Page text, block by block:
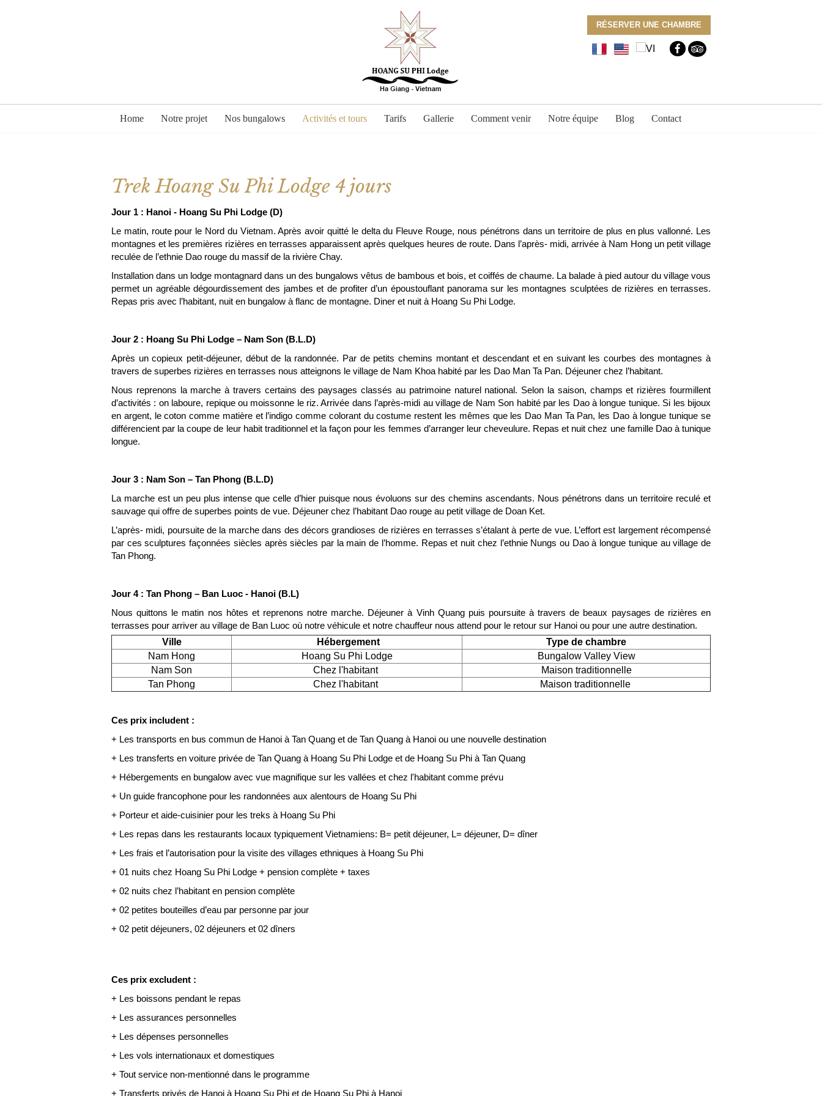
RÉSERVER UNE CHAMBRE
Home Notre projet Nos bungalows Activités et tours Tarifs Gallerie Comment venir Notre équipe Blog Contact
Trek Hoang Su Phi Lodge 4 jours
Jour 1 : Hanoi - Hoang Su Phi Lodge (D)
Le matin, route pour le Nord du Vietnam. Après avoir quitté le delta du Fleuve Rouge, nous pénétrons dans un territoire de plus en plus vallonné. Les
montagnes et les premières rizières en terrasses apparaissent après quelques heures de route. Dans l’après- midi, arrivée à Nam Hong un petit village
reculée de l’ethnie Dao rouge du massif de la rivière Chay.
Installation dans un lodge montagnard dans un des bungalows vêtus de bambous et bois, et coiffés de chaume. La balade à pied autour du village vous
permet un agréable dégourdissement des jambes et de profiter d’un époustouflant panorama sur les montagnes sculptées de rizières en terrasses.
Repas pris avec l’habitant, nuit en bungalow à flanc de montagne. Diner et nuit à Hoang Su Phi Lodge.
Jour 2 : Hoang Su Phi Lodge – Nam Son (B.L.D)
Après un copieux petit-déjeuner, début de la randonnée. Par de petits chemins montant et descendant et en suivant les courbes des montagnes à
travers de superbes rizières en terrasses nous atteignons le village de Nam Khoa habité par les Dao Man Ta Pan. Déjeuner chez l’habitant.
Nous reprenons la marche à travers certains des paysages classés au patrimoine naturel national. Selon la saison, champs et rizières fourmillent
d’activités : on laboure, repique ou moissonne le riz. Arrivée dans l’après-midi au village de Nam Son habité par les Dao à longue tunique. Si les bijoux
en argent, le coton comme matière et l’indigo comme colorant du costume restent les mêmes que les Dao Man Ta Pan, les Dao à longue tunique se
différencient par la coupe de leur habit traditionnel et la façon pour les femmes d’arranger leur cheveulure. Repas et nuit chez une famille Dao à tunique
longue.
Jour 3 : Nam Son – Tan Phong (B.L.D)
La marche est un peu plus intense que celle d’hier puisque nous évoluons sur des chemins ascendants. Nous pénétrons dans un territoire reculé et
sauvage qui offre de superbes points de vue. Déjeuner chez l’habitant Dao rouge au petit village de Doan Ket.
L’après- midi, poursuite de la marche dans des décors grandioses de rizières en terrasses s’étalant à perte de vue. L’effort est largement récompensé
par ces sculptures façonnées siècles après siècles par la main de l’homme. Repas et nuit chez l’ethnie Nungs ou Dao à longue tunique au village de
Tan Phong.
Jour 4 : Tan Phong – Ban Luoc - Hanoi (B.L)
Nous quittons le matin nos hôtes et reprenons notre marche. Déjeuner à Vinh Quang puis poursuite à travers de beaux paysages de rizières en
terrasses pour arriver au village de Ban Luoc où notre véhicule et notre chauffeur nous attend pour le retour sur Hanoi ou pour une autre destination.
Ville
Hébergement
Type de chambre
Nam Hong
Hoang Su Phi Lodge
Bungalow Valley View
Nam Son
Chez l'habitant
Maison traditionnelle
Tan Phong
Chez l'habitant Maison traditionnelle
Ces prix includent :
+ Les transports en bus commun de Hanoi à Tan Quang et de Tan Quang à Hanoi ou une nouvelle destination
+ Les transferts en voiture privée de Tan Quang à Hoang Su Phi Lodge et de Hoang Su Phi à Tan Quang
+ Hébergements en bungalow avec vue magnifique sur les vallées et chez l'habitant comme prévu
+ Un guide francophone pour les randonnées aux alentours de Hoang Su Phi
+ Porteur et aide-cuisinier pour les treks à Hoang Su Phi
+ Les repas dans les restaurants locaux typiquement Vietnamiens: B= petit déjeuner, L= déjeuner, D= dîner
+ Les frais et l’autorisation pour la visite des villages ethniques à Hoang Su Phi
+ 01 nuits chez Hoang Su Phi Lodge + pension complète + taxes
+ 02 nuits chez l’habitant en pension complète
+ 02 petites bouteilles d’eau par personne par jour
+ 02 petit déjeuners, 02 déjeuners et 02 dîners
Ces prix excludent :
+ Les boissons pendant le repas
+ Les assurances personnelles
+ Les dépenses personnelles
+ Les vols internationaux et domestiques
+ Tout service non-mentionné dans le programme
+ Transferts privés de Hanoi à Hoang Su Phi et de Hoang Su Phi à Hanoi